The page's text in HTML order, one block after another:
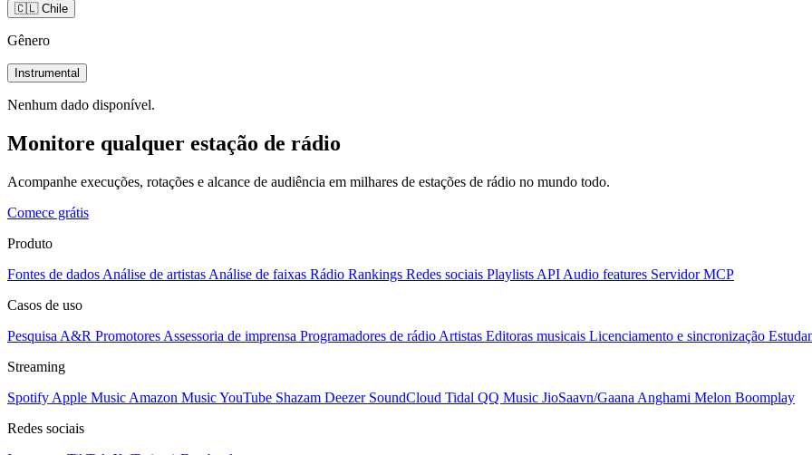
🇨🇱 Chile
Gênero
Instrumental
Nenhum dado disponível.
Monitore qualquer estação de rádio
Acompanhe execuções, rotações e alcance de audiência em milhares de estações de rádio no mundo todo.
Comece grátis
Produto
Fontes de dados Análise de artistas Análise de faixas Rádio Rankings Redes sociais Playlists API Audio features Servidor MCP
Casos de uso
Pesquisa A&R Promotores Assessoria de imprensa Programadores de rádio Artistas Editoras musicais Licenciamento e sincronização
Streaming
Spotify Apple Music Amazon MusicYouTube Shazam Deezer SoundCloud Tidal QQ Music JioSaavn/Gaana Anghami Melon Boomplay
Redes sociais